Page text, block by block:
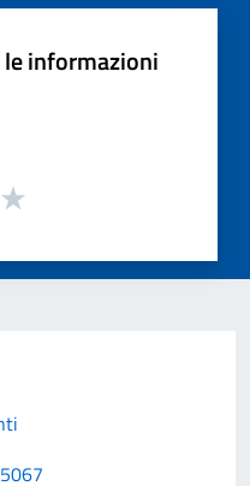
informazioni